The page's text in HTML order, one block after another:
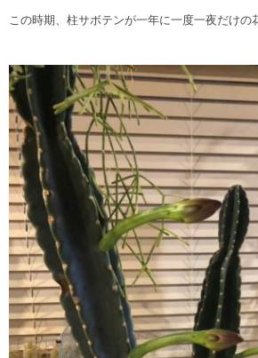
この時期、柱サボテンが一年に一度一夜だけの